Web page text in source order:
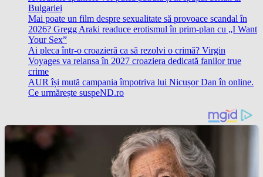
Bulgariei
Mai poate un film despre sexualitate să provoace scandal în
2026? Gregg Araki readuce erotismul în prim-plan cu „I Want
Your Sex”
Ai pleca într-o croazieră ca să rezolvi o crimă? Virgin
Voyages va relansa în 2027 croaziera dedicată fanilor true
crime
AUR își mută campania împotriva lui Nicușor Dan în online.
Ce urmărește suspeND.ro